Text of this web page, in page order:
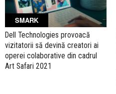
SMARK
Dell Technologies provoacă
vizitatorii să devină creatori ai
operei colaborative din cadrul
Art Safari 2021